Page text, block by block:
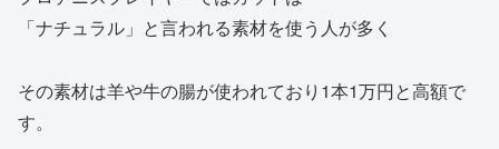
「ナチュラル」と言われる素材を使う人が多く
その素材は羊や牛の腸が使われており1本1万円と高額で
す。